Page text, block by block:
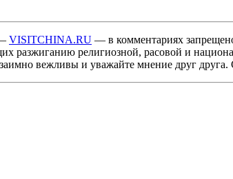
VISITCHINA.RU — в комментариях
разжиганию религиозной, расовой и
вежливы и уважайте мнение друг